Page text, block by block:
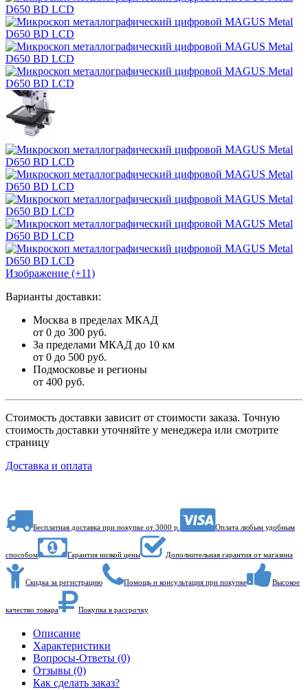
Изображение (+11)
Варианты доставки:
Москва в пределах МКАД
от 0 до 300 руб.
За пределами МКАД до 10 км
от 0 до 500 руб.
Подмосковье и регионы
от 400 руб.
Стоимость доставки зависит от стоимости заказа. Точную
стоимость доставки уточняйте у менеджера или смотрите
страницу
Доставка и оплата
Бесплатная доставка при покупке от 3000 р. Оплата любым удобным
способом Гарантия низкой цены Дополнительная гарантия от магазина
Скидка за регистрацию Помощь и консультация при покупке Высокое
качество товара Покупка в рассрочку
Описание
Характеристики
Вопросы-Ответы (0)
Отзывы (0)
Как сделать заказ?